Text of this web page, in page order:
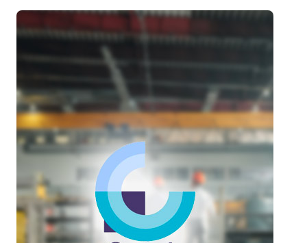
publications